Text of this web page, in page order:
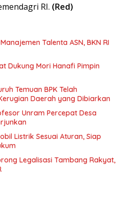
RI. (Red)
Talenta ASN, BKN RI
Dukung Mori Hanafi Pimpin
Temuan BPK Telah
Daerah yang Dibiarkan
Unram Percepat Desa
Listrik Sesuai Aturan, Siap
Legalisasi Tambang Rakyat,